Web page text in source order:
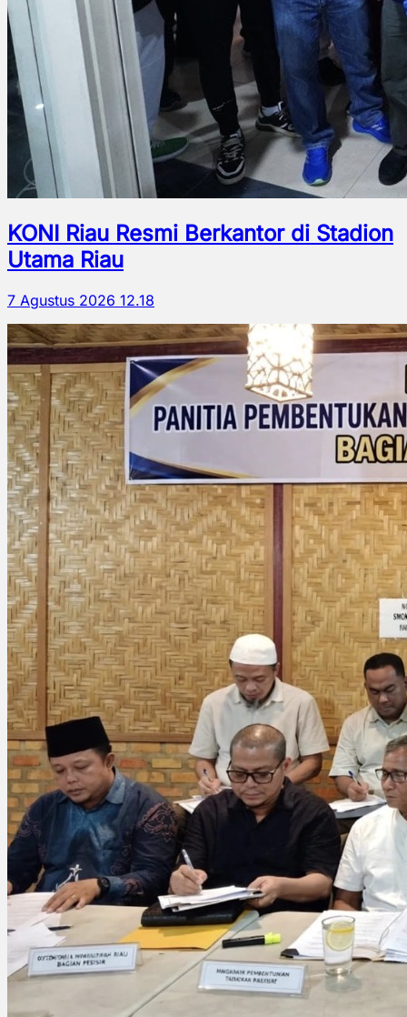
KONI Riau Resmi Berkantor di Stadion
Utama Riau
7 Agustus 2026 12.18